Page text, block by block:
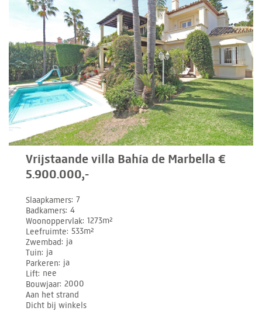
Vrijstaande villa Bahía de Marbella €
5.900.000,-
Slaapkamers 7
Badkamers 4
Woonoppervlak 1273m²
Leefruimte 533m²
Zwembad ja
Tuin ja
Parkeren ja
Lift nee
Bouwjaar 2000
Aan het strand
Dicht bij winkels